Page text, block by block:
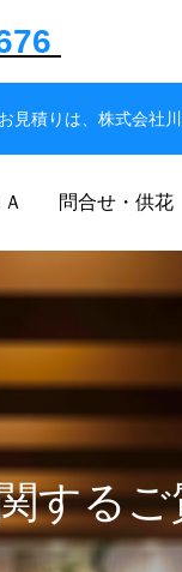
見積りは、株式会社
問合せ・供花
するご